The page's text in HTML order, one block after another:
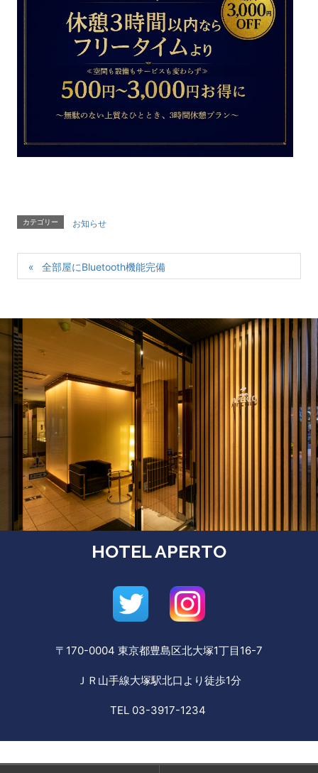
カテゴリー お知らせ
全部屋にBluetooth機能完備
HOTEL APERTO
〒170-0004 東京都豊島区北大塚1丁目16-7
ＪＲ山手線大塚駅北口より徒歩1分
TEL 03-3917-1234